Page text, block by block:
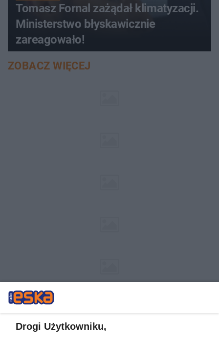
Tomasz Fornal zażądał klimatyzacji.
Ministerstwo błyskawicznie
zareagowało!
ZOBACZ WIĘCEJ
Drogi Użytkowniku,